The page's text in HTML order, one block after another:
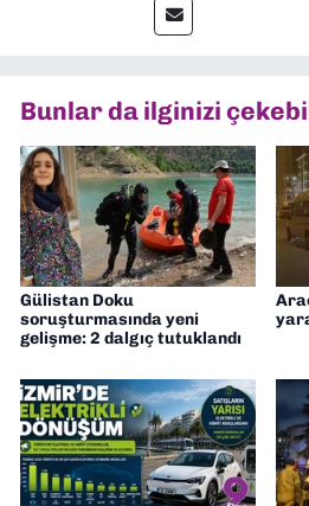
Bunlar da ilginizi
Gülistan Doku
soruşturmasında yeni
gelişme: 2 dalgıç tutuklandı